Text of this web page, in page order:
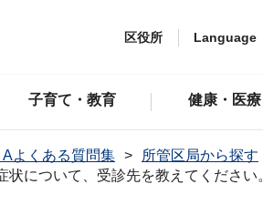
区役所 Language
子育て・教育 健康・医
よくある質問集 所管区局から探す
について、受診先を教えてください